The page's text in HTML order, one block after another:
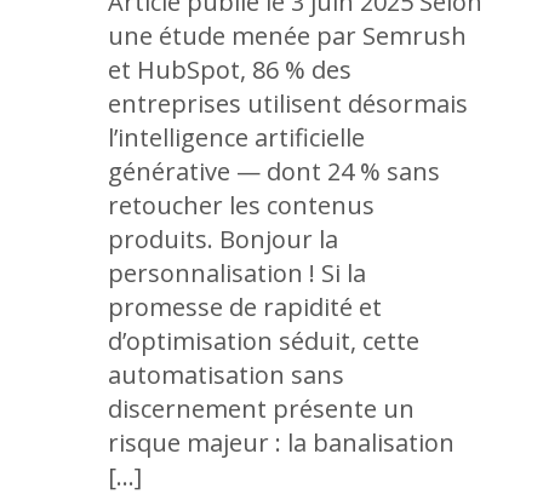
une étude menée par Semrush
et HubSpot, 86 % des
entreprises utilisent désormais
l’intelligence artificielle
générative — dont 24 % sans
retoucher les contenus
produits. Bonjour la
personnalisation ! Si la
promesse de rapidité et
d’optimisation séduit, cette
automatisation sans
discernement présente un
risque majeur : la banalisation
[…]